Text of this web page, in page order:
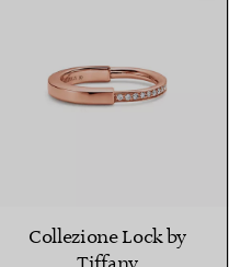
Collezione Lock by